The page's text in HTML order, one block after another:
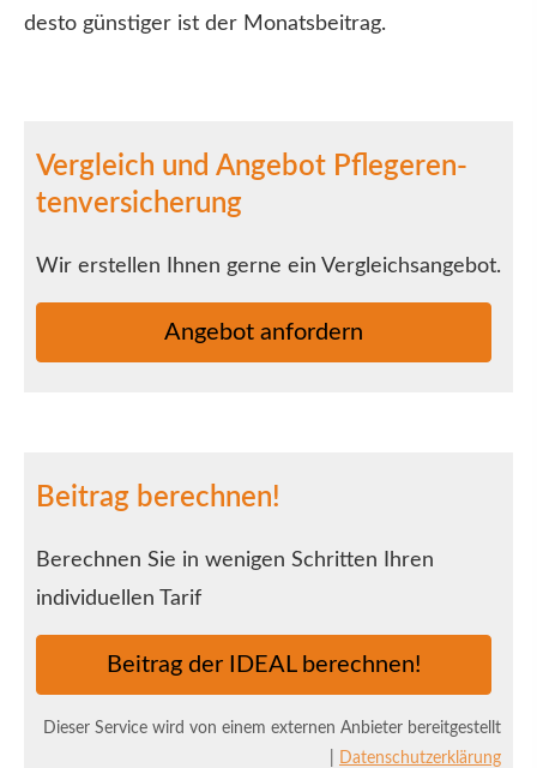
desto günstiger ist der Monatsbeitrag.
Vergleich und Angebot Pfle­ge­ren­
tenversicherung
Wir erstellen Ihnen gerne ein Vergleichsangebot.
An­ge­bot an­for­dern
Beitrag berechnen!
Berechnen Sie in wenigen Schritten Ihren
individuellen Tarif
Beitrag der IDEAL berechnen!
Dieser Service wird von einem externen Anbieter bereitgestellt
Datenschutzerklärung